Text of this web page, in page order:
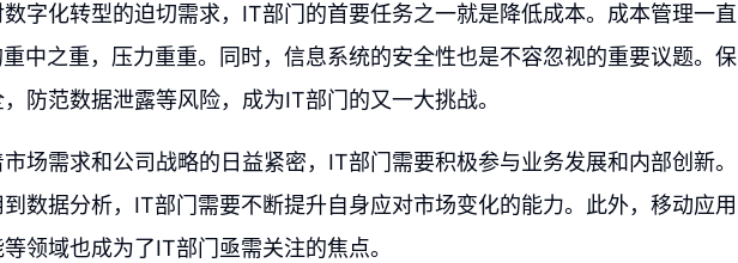
数字化转型的迫切需求，IT部门的首要任务之一就是降低成本。成本管理一直
中之重，压力重重。同时，信息系统的安全性也是不容忽视的重要议题。保
防范数据泄露等风险，成为IT部门的又一大挑战。
场需求和公司战略的日益紧密，IT部门需要积极参与业务发展和内部创新。
数据分析，IT部门需要不断提升自身应对市场变化的能力。此外，移动应用
领域也成为了IT部门亟需关注的焦点。